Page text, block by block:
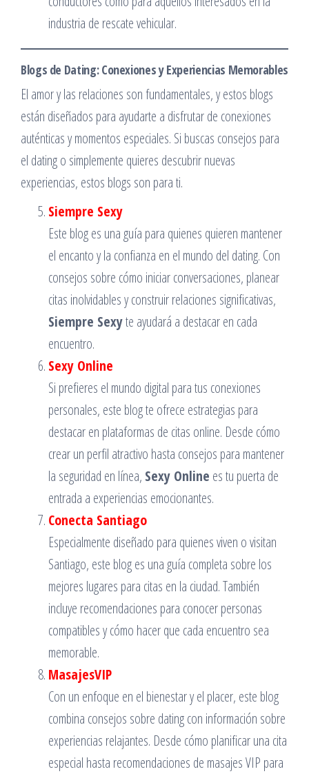
industria de rescate vehicular.
Blogs de Dating: Conexiones y Experiencias Memorables
El amor y las relaciones son fundamentales, y estos blogs
están diseñados para ayudarte a disfrutar de conexiones
auténticas y momentos especiales. Si buscas consejos para
el dating o simplemente quieres descubrir nuevas
experiencias, estos blogs son para ti.
Siempre Sexy
Este blog es una guía para quienes quieren mantener
el encanto y la confianza en el mundo del dating. Con
consejos sobre cómo iniciar conversaciones, planear
citas inolvidables y construir relaciones significativas,
Siempre Sexyte ayudará a destacar en cada
encuentro.
Sexy Online
Si prefieres el mundo digital para tus conexiones
personales, este blog te ofrece estrategias para
destacar en plataformas de citas online. Desde cómo
crear un perfil atractivo hasta consejos para mantener
la seguridad en línea, Sexy Online es tu puerta de
entrada a experiencias emocionantes.
Conecta Santiago
Especialmente diseñado para quienes viven o visitan
Santiago, este blog es una guía completa sobre los
mejores lugares para citas en la ciudad. También
incluye recomendaciones para conocer personas
compatibles y cómo hacer que cada encuentro sea
memorable.
MasajesVIP
Con un enfoque en el bienestar y el placer, este blog
combina consejos sobre dating con información sobre
experiencias relajantes. Desde cómo planificar una cita
especial hasta recomendaciones de masajes VIP para